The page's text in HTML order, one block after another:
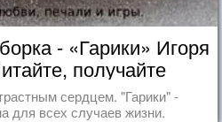
- «Гарики» Игоря
получайте
сердцем. "Гарики" -
для всех случаев жизни.